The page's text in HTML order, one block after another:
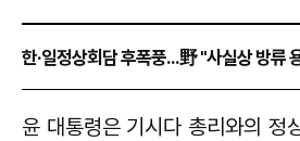
한·일정상회담 후폭풍...野 "사실상 방류
윤 대통령은 기시다 총리와의 정